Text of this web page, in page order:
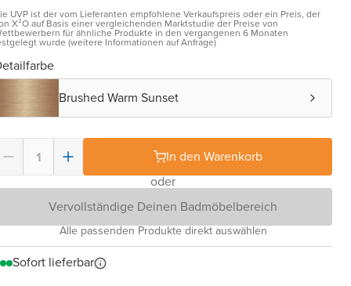
UVP ist der vom Lieferanten empfohlene Verkaufspreis oder ein Preis, der
X²O auf Basis einer vergleichenden Marktstudie der Preise von
für ähnliche Produkte in den vergangenen 6 Monaten
wurde (weitere Informationen auf Anfrage)
Brushed Warm Sunset
In den Warenkorb
oder
Vervollständige Deinen Badmöbelbereich
Alle passenden Produkte direkt auswählen
Sofort lieferbar